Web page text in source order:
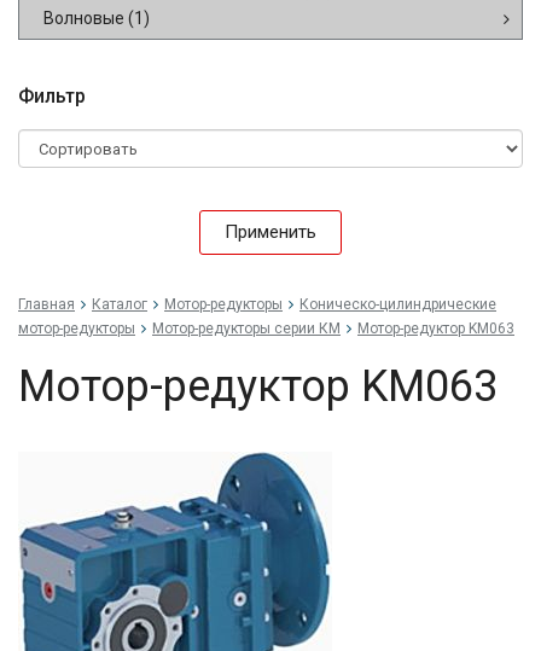
Волновые (1)
Фильтр
Применить
Главная Каталог Мотор-редукторы
Коническо-цилиндрические
мотор-редукторы
Мотор-редукторы серии КМ Мотор-редуктор KM063
Мотор-редуктор KM063